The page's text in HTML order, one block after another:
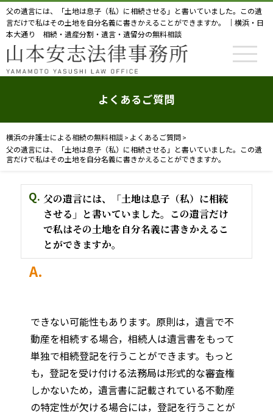
父の遺言には、「土地は息子（私）に相続させる」と書いていました。この遺
言だけで私はその土地を自分名義に書きかえることができますか。 ｜横浜・日
本大通り 相続・遺産分割・遺言・遺留分の無料相談
よくあるご質問
横浜の弁護士による相続の無料相談 > よくあるご質問 >
父の遺言には、「土地は息子（私）に相続させる」と書いていました。この遺
言だけで私はその土地を自分名義に書きかえることができますか。
父の遺言には、「土地は息子（私）に相続
させる」と書いていました。この遺言だけ
で私はその土地を自分名義に書きかえるこ
とができますか。
できない可能性もあります。原則は，遺言で不
動産を相続する場合，相続人は遺言書をもって
単独で相続登記を行うことができます。もっと
も，登記を受け付ける法務局は形式的な審査権
しかないため，遺言書に記載されている不動産
の特定性が欠ける場合には，登記を行うことが